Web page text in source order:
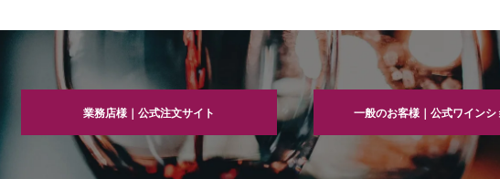
業務店様｜公式注文サイト 一般のお客様｜公式ワインシ